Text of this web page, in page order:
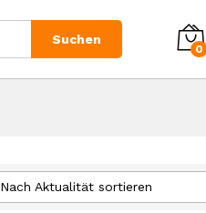
Suchen
0
Nach Aktualität sortieren